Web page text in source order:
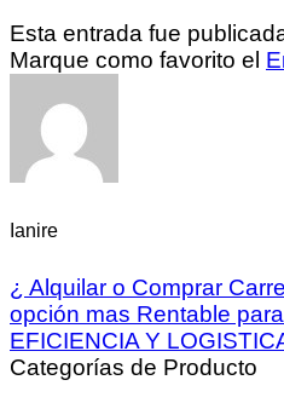
Esta entrada fue
Marque como favorito el
Ianire
¿ Alquilar o Comprar
opción mas Rentable
EFICIENCIA Y
Categorías de Producto